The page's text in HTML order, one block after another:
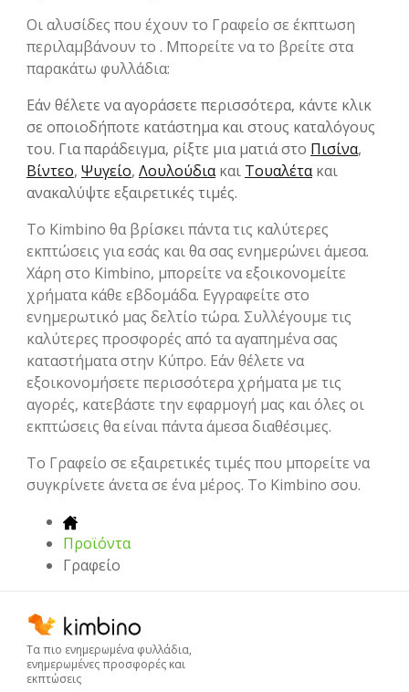
Οι αλυσίδες που έχουν το Γραφείο σε έκπτωση
περιλαμβάνουν το . Μπορείτε να το βρείτε στα
παρακάτω φυλλάδια:
Εάν θέλετε να αγοράσετε περισσότερα, κάντε κλικ
σε οποιοδήποτε κατάστημα και στους καταλόγους
του. Για παράδειγμα, ρίξτε μια ματιά στο Πισίνα,
Βίντεο, Ψυγείο, Λουλούδιακαι Τουαλέτακαι
ανακαλύψτε εξαιρετικές τιμές.
Το Kimbino θα βρίσκει πάντα τις καλύτερες
εκπτώσεις για εσάς και θα σας ενημερώνει άμεσα.
Χάρη στο Kimbino, μπορείτε να εξοικονομείτε
χρήματα κάθε εβδομάδα. Εγγραφείτε στο
ενημερωτικό μας δελτίο τώρα. Συλλέγουμε τις
καλύτερες προσφορές από τα αγαπημένα σας
καταστήματα στην Κύπρο. Εάν θέλετε να
εξοικονομήσετε περισσότερα χρήματα με τις
αγορές, κατεβάστε την εφαρμογή μας και όλες οι
εκπτώσεις θα είναι πάντα άμεσα διαθέσιμες.
To Γραφείο σε εξαιρετικές τιμές που μπορείτε να
συγκρίνετε άνετα σε ένα μέρος. Το Kimbino σου.
Προϊόντα
Γραφείο
Τα πιο ενημερωμένα φυλλάδια,
ενημερωμένες προσφορές και
εκπτώσεις